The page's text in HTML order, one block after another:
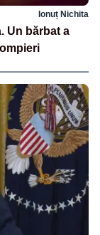
Ionuț Nichita
Un bărbat a